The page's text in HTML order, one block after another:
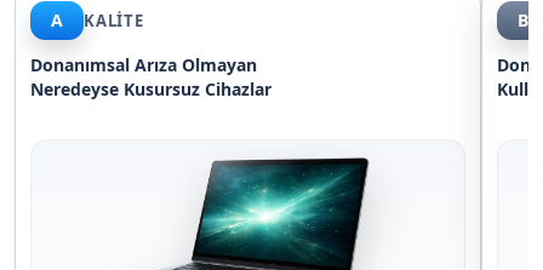
A KALİTE
Donanımsal Arıza Olmayan
Neredeyse Kusursuz Cihazlar
B